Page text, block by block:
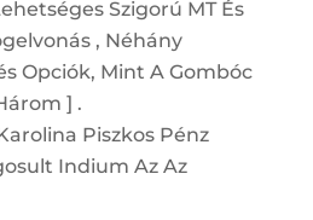
Szigorú MT És
, Néhány
Opciók, Mint A Gombóc
] .
Piszkos Pénz
Indium Az Az